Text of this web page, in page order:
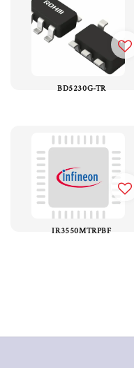
BD5230G-TR
IR3550MTRPBF